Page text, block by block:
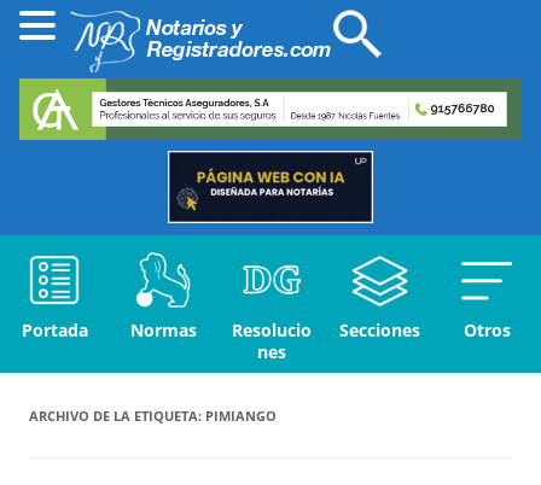
Portada Normas
Resolucio
nes
Secciones Otros
ARCHIVO DE LA ETIQUETA: PIMIANGO